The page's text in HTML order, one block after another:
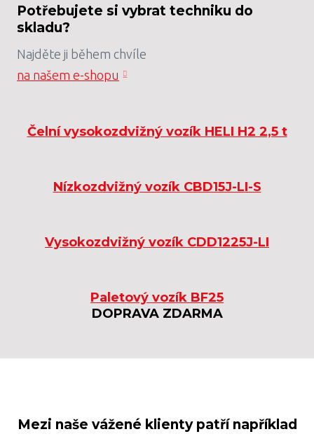
Potřebujete si vybrat techniku do
skladu?
Najděte ji během chvíle
na našem e-shopu
Čelní vysokozdvižný vozík HELI H2 2,5 t
Nízkozdvižný vozík CBD15J-LI-S
Vysokozdvižný vozík CDD1225J-LI
Paletový vozík BF25
DOPRAVA ZDARMA
Mezi naše vážené klienty patří například